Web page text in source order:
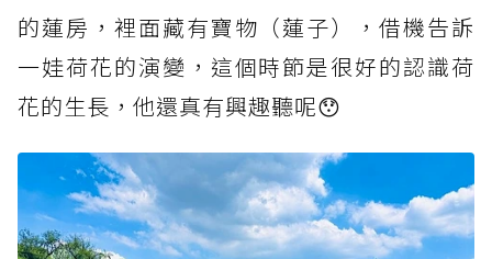
的蓮房，裡面藏有寶物（蓮子），借機告訴
一娃荷花的演變，這個時節是很好的認識荷
花的生長，他還真有興趣聽呢😯